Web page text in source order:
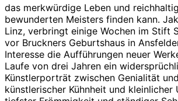
das merkwürdige Leben und
bewunderten Meisters finden kann.
Linz, verbringt einige Wochen im Stift
vor Bruckners Geburtshaus in
Interesse die Aufführungen neuer
Laufe von drei Jahren ein
Künstlerporträt zwischen Genialität
künstlerischer Kühnheit und kleinlicher